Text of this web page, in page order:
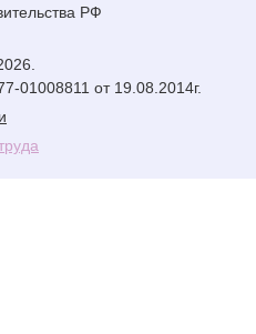
РФ
01008811 от 19.08.2014г.